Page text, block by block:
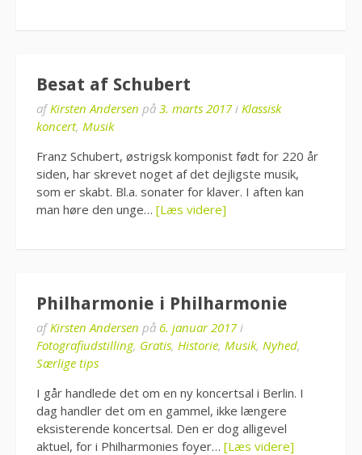
Besat af Schubert
afKirsten Andersen på 3. marts 2017i Klassisk
koncert, Musik
Franz Schubert, østrigsk komponist født for 220 år
siden, har skrevet noget af det dejligste musik,
som er skabt. Bl.a. sonater for klaver. I aften kan
man høre den unge… [Læs videre]
Philharmonie i Philharmonie
afKirsten Andersen på 6. januar 2017i
Fotografiudstilling, Gratis, Historie, Musik, Nyhed,
Særlige tips
I går handlede det om en ny koncertsal i Berlin. I
dag handler det om en gammel, ikke længere
eksisterende koncertsal. Den er dog alligevel
aktuel, for i Philharmonies foyer… [Læs videre]